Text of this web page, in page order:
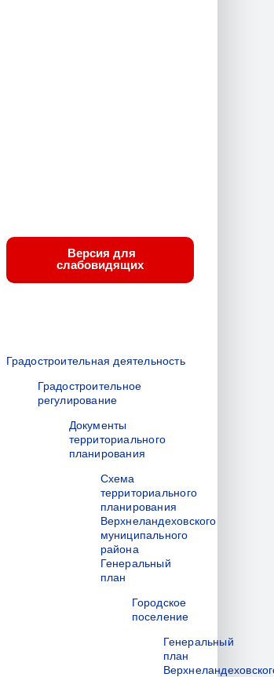
Версия для
слабовидящих
Градостроительная деятельность
Градостроительное
регулирование
Документы
территориального
планирования
Схема
территориального
планирования
Верхнеландеховского
муниципального
района
Генеральный
план
Городское
поселение
Генеральный
план